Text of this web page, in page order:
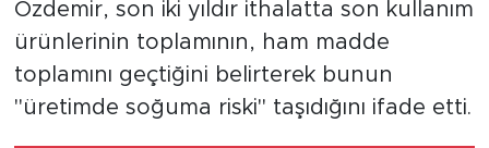
Özdemir, son iki yıldır ithalatta son kullanım
ürünlerinin toplamının, ham madde
toplamını geçtiğini belirterek bunun
"üretimde soğuma riski" taşıdığını ifade etti.